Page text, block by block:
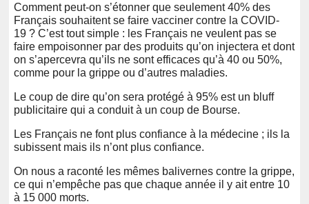
Comment peut-on s’étonner que seulement 40% des
Français souhaitent se faire vacciner contre la COVID-
19 ? C’est tout simple : les Français ne veulent pas se
faire empoisonner par des produits qu’on injectera et dont
on s’apercevra qu’ils ne sont efficaces qu’à 40 ou 50%,
comme pour la grippe ou d’autres maladies.
Le coup de dire qu’on sera protégé à 95% est un bluff
publicitaire qui a conduit à un coup de Bourse.
Les Français ne font plus confiance à la médecine ; ils la
subissent mais ils n’ont plus confiance.
On nous a raconté les mêmes balivernes contre la grippe,
ce qui n’empêche pas que chaque année il y ait entre 10
à 15 000 morts.